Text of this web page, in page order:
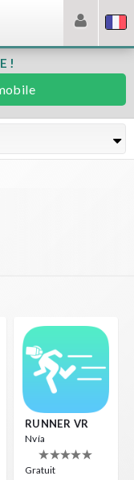
!
RUNNER VR
Nvía
Gratuit